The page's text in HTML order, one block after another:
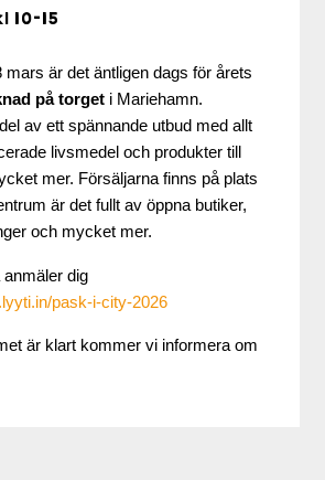
10-15
mars är det äntligen dags för årets
på torgeti Mariehamn.
av ett spännande utbud med allt
livsmedel och produkter till
mer. Försäljarna finns på plats
är det fullt av öppna butiker,
och mycket mer.
dig
pask-i-city-2026
är klart kommer vi informera om